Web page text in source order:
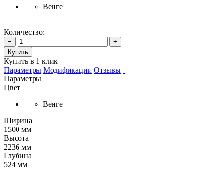
Венге
Количество:
−
+
Купить
Купить в 1 клик
Параметры Модификации Отзывы
Параметры
Цвет
Венге
Ширина
1500 мм
Высота
2236 мм
Глубина
524 мм